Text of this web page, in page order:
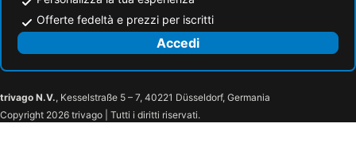
Offerte fedeltà e prezzi per iscritti
Accedi
trivago N.V., Kesselstraße 5 – 7, 40221 Düsseldorf, Germania
Copyright 2026 trivago | Tutti i diritti riservati.